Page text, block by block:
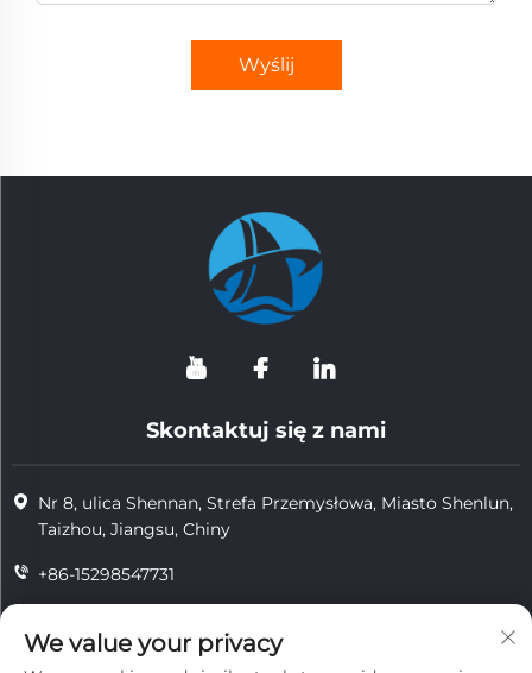
Wyślij
Skontaktuj się z nami
Nr 8, ulica Shennan, Strefa Przemysłowa, Miasto Shenlun,
Taizhou, Jiangsu, Chiny
+86-15298547731
[email protected]
We value your privacy